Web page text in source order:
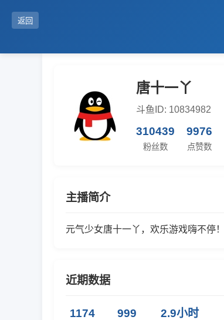
返回
唐十一丫
斗鱼ID: 10834982
310439
粉丝数
9976
点赞数
主播简介
元气少女唐十一丫，欢乐游戏嗨不停
近期数据
1174 999 2.9小时